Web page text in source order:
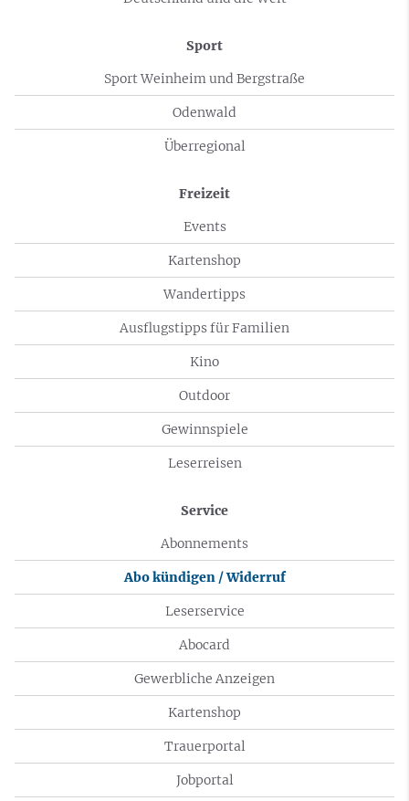
Sport
Sport Weinheim und Bergstraße
Odenwald
Überregional
Freizeit
Events
Kartenshop
Wandertipps
Ausflugstipps für Familien
Kino
Outdoor
Gewinnspiele
Leserreisen
Service
Abonnements
Abo kündigen / Widerruf
Leserservice
Abocard
Gewerbliche Anzeigen
Kartenshop
Trauerportal
Jobportal